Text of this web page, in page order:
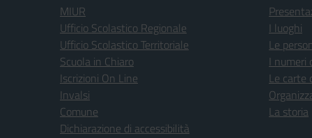
MIUR
Ufficio Scolastico Regionale
Ufficio Scolastico Territoriale
Scuola in Chiaro
Iscrizioni On Line
Invalsi
Comune
Dichiarazione di accessibilità
I luoghi
Le
I numeri
Le carte
La storia